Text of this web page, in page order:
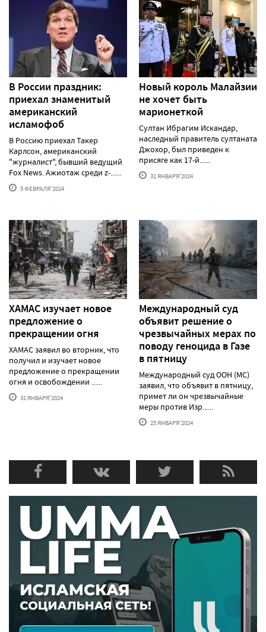
В России праздник:
приехал знаменитый
американский
исламофоб
В Россию приехал Такер
Карлсон, американский
"журналист", бывший ведущий
Fox News. Ажиотаж среди z-......
5 ФЕВРАЛЯ'2024
Новый король Малайзии
не хочет быть
марионеткой
Султан Ибрагим Искандар,
наследный правитель султаната
Джохор, был приведен к
присяге как 17-й......
31 ЯНВАРЯ'2024
ХАМАС изучает новое
предложение о
прекращении огня
ХАМАС заявил во вторник, что
получил и изучает новое
предложение о прекращении
огня и освобождении ......
31 ЯНВАРЯ'2024
Международный суд
объявит решение о
чрезвычайных мерах по
поводу геноцида в Газе
в пятницу
Международный суд ООН (МС)
заявил, что объявит в пятницу,
примет ли он чрезвычайные
меры против Изр......
25 ЯНВАРЯ'2024